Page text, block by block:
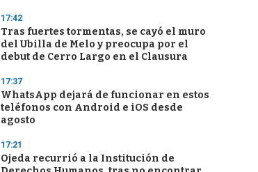
17:42
Tras fuertes tormentas, se cayó el muro
del Ubilla de Melo y preocupa por el
debut de Cerro Largo en el Clausura
17:37
WhatsApp dejará de funcionar en estos
teléfonos con Android e iOS desde
agosto
17:21
Ojeda recurrió a la Institución de